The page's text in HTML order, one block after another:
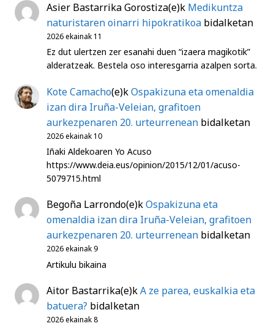
Asier Bastarrika Gorostiza(e)k Medikuntza
naturistaren oinarri hipokratikoa bidalketan
2026 ekainak 11
Ez dut ulertzen zer esanahi duen “izaera magikotik”
alderatzeak. Bestela oso interesgarria azalpen sorta.
Kote Camacho(e)kOspakizuna eta omenaldia
izan dira Iruña-Veleian, grafitoen
aurkezpenaren 20. urteurrenean bidalketan
2026 ekainak 10
Iñaki Aldekoaren Yo Acuso
https://www.deia.eus/opinion/2015/12/01/acuso-
5079715.html
Begoña Larrondo(e)kOspakizuna eta
omenaldia izan dira Iruña-Veleian, grafitoen
aurkezpenaren 20. urteurrenean bidalketan
2026 ekainak 9
Artikulu bikaina
Aitor Bastarrika(e)kA ze parea, euskalkia eta
batuera? bidalketan
2026 ekainak 8